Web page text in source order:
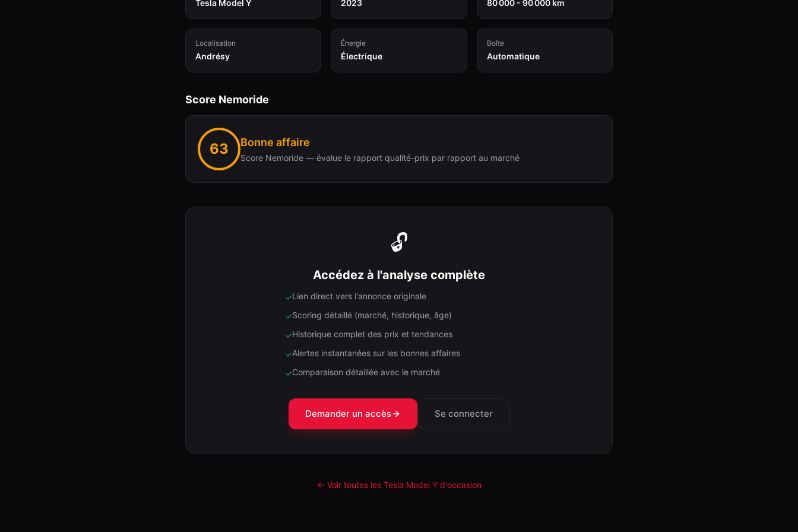
Tesla Model Y 2023 80 000 - 90 000 km
Localisation
Andrésy
Énergie
Électrique
Boîte
Automatique
Score Nemoride
63 Bonne affaire
Score Nemoride — évalue le rapport qualité-prix par rapport au marché
🔓
Accédez à l'analyse complète
✓Lien direct vers l'annonce originale
✓Scoring détaillé (marché, historique, âge)
✓Historique complet des prix et tendances
✓Alertes instantanées sur les bonnes affaires
✓Comparaison détaillée avec le marché
Demander un accès Se connecter
← Voir toutes les Tesla Model Yd'occasion